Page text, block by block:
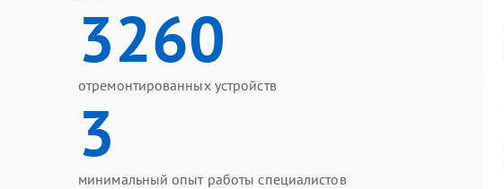
3260
отремонтированных устройств
3
минимальный опыт работы специалистов